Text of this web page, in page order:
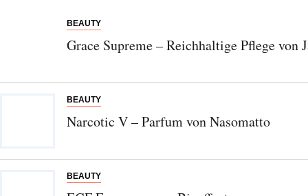
BEAUTY
Grace Supreme – Reichhaltige Pflege von
BEAUTY
Narcotic V – Parfum von Nasomatto
BEAUTY